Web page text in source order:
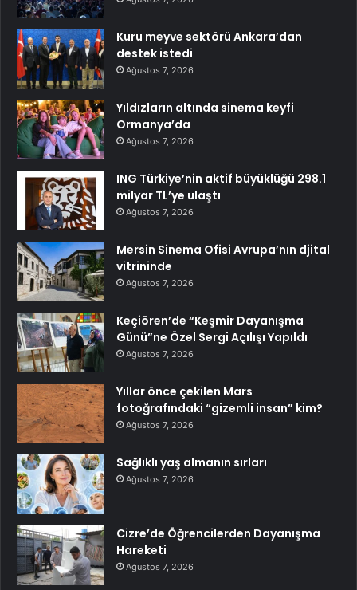
Kuru meyve sektörü Ankara’dan
destek istedi
Ağustos 7, 2026
Yıldızların altında sinema keyfi
Ormanya’da
Ağustos 7, 2026
ING Türkiye’nin aktif büyüklüğü 298.1
milyar TL’ye ulaştı
Ağustos 7, 2026
Mersin Sinema Ofisi Avrupa’nın djital
vitrininde
Ağustos 7, 2026
Keçiören’de “Keşmir Dayanışma
Günü”ne Özel Sergi Açılışı Yapıldı
Ağustos 7, 2026
Yıllar önce çekilen Mars
fotoğrafındaki “gizemli insan” kim?
Ağustos 7, 2026
Sağlıklı yaş almanın sırları
Ağustos 7, 2026
Cizre’de Öğrencilerden Dayanışma
Hareketi
Ağustos 7, 2026